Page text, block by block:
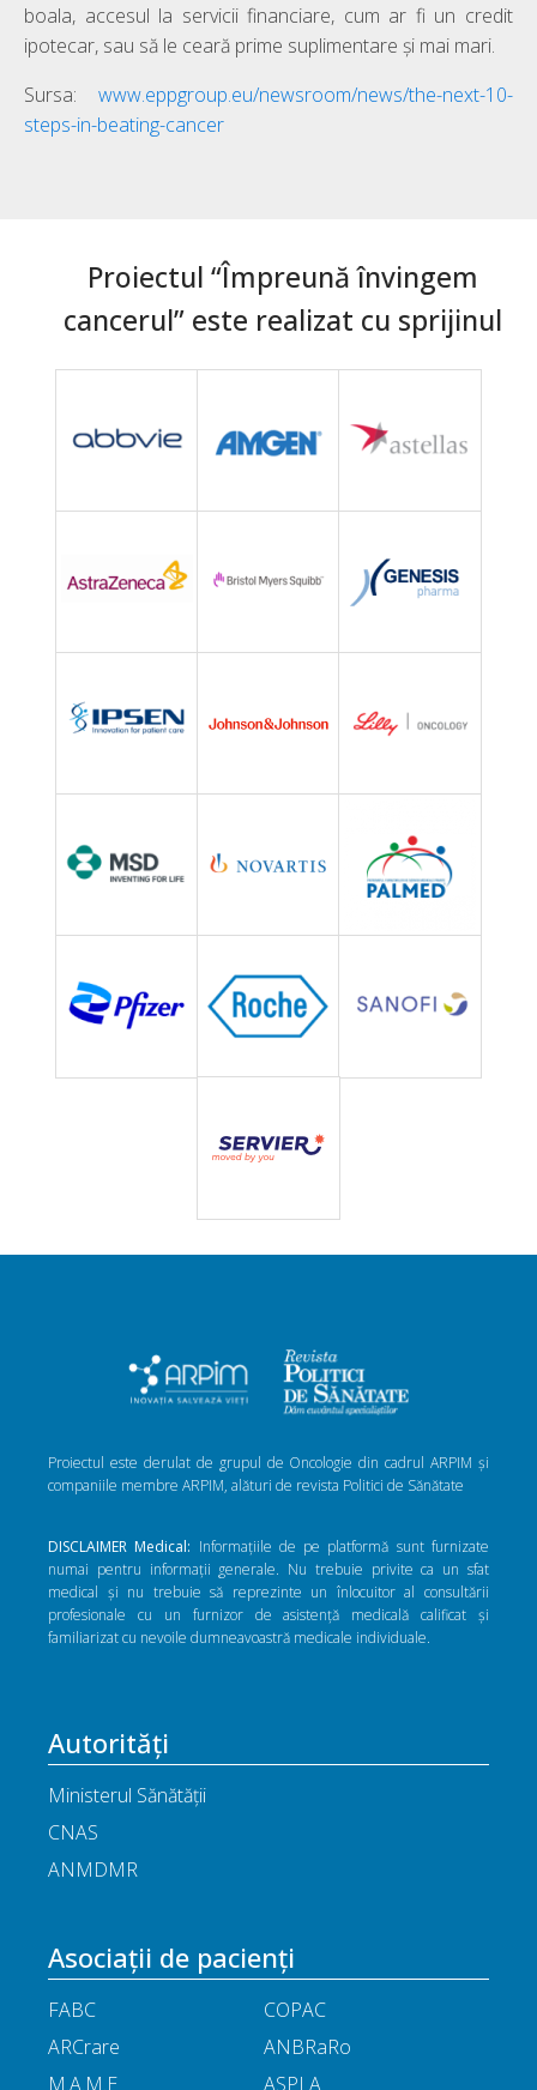
boala, accesul la servicii financiare, cum ar fi un credit
ipotecar, sau să le ceară prime suplimentare și mai mari.
Sursa: www.eppgroup.eu/newsroom/news/the-next-10-
steps-in-beating-cancer
Proiectul “Împreună învingem
cancerul” este realizat cu sprijinul
Proiectul este derulat de grupul de Oncologie din cadrul ARPIM și
companiile membre ARPIM, alături de revista Politici de Sănătate
DISCLAIMER Medical: Informațiile de pe platformă sunt furnizate
numai pentru informații generale. Nu trebuie privite ca un sfat
medical și nu trebuie să reprezinte un înlocuitor al consultării
profesionale cu un furnizor de asistență medicală calificat și
familiarizat cu nevoile dumneavoastră medicale individuale.
Autorități
Ministerul Sănătății
CNAS
ANMDMR
Asociații de pacienți
FABC
COPAC
ARCrare
ANBRaRo
M.A.M.E
ASPLA